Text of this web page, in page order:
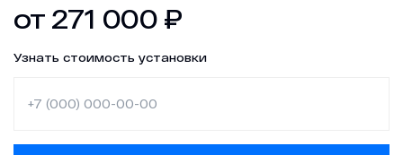
Новости
Работа в ГЕОН
от 271 000₽
Узнать стоимость установки